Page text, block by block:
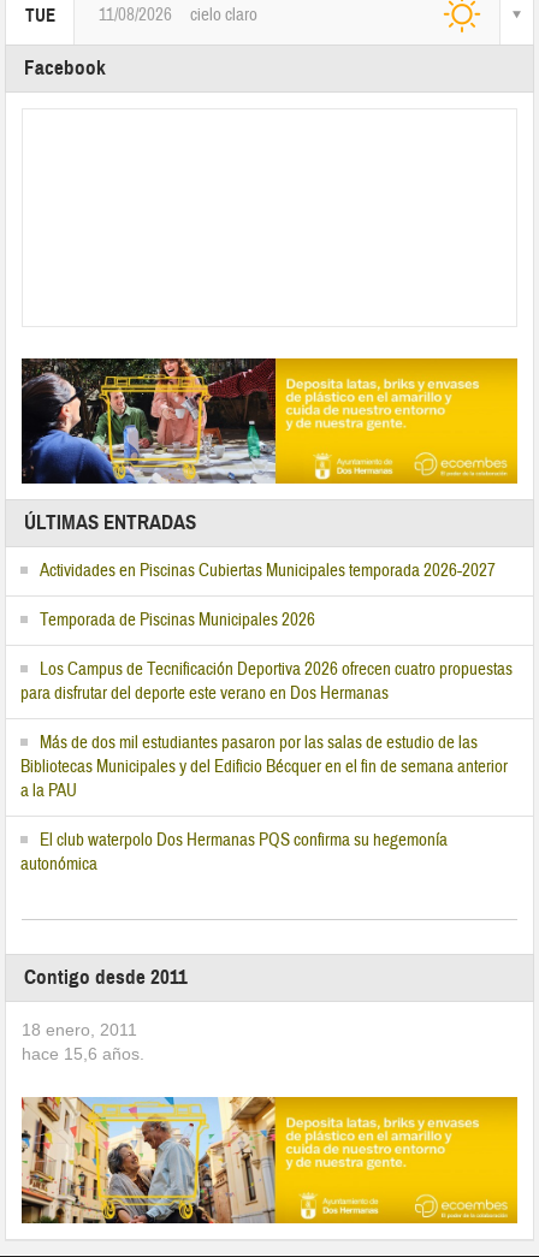
TUE 11/08/2026 cielo claro
Facebook
ÚLTIMAS ENTRADAS
Actividades en Piscinas Cubiertas Municipales temporada 2026-2027
Temporada de Piscinas Municipales 2026
Los Campus de Tecnificación Deportiva 2026 ofrecen cuatro propuestas
para disfrutar del deporte este verano en Dos Hermanas
Más de dos mil estudiantes pasaron por las salas de estudio de las
Bibliotecas Municipales y del Edificio Bécquer en el fin de semana anterior
a la PAU
El club waterpolo Dos Hermanas PQS confirma su hegemonía
autonómica
Contigo desde 2011
18 enero, 2011
hace 15,6 años.